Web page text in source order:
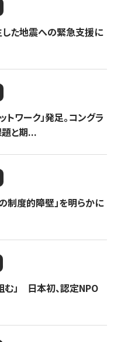
した地震への緊急支援に
ワーク」発足。コングラ
と期...
制度的障壁」を明らかに
む」 日本初、認定NPO